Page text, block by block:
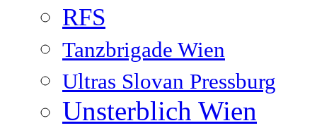
RFS
Tanzbrigade Wien
Ultras Slovan Pressburg
Unsterblich Wien